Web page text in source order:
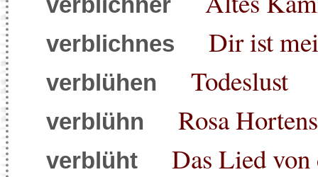
verblichnes Dir ist
verblühen Todeslust
verblühn Rosa
verblüht Das Lied von